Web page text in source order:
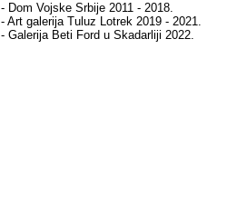
- Dom Vojske Srbije 2011 - 2018.
- Art galerija Tuluz Lotrek 2019 - 2021.
- Galerija Beti Ford u Skadarliji 2022.